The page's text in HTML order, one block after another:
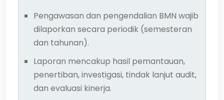
Pengawasan dan pengendalian BMN wajib
dilaporkan secara periodik (semesteran
dan tahunan).
Laporan mencakup hasil pemantauan,
penertiban, investigasi, tindak lanjut audit,
dan evaluasi kinerja.